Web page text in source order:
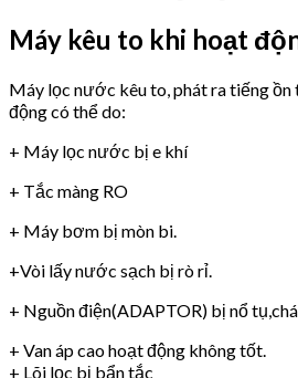
Máy kêu to khi hoạt
Máy lọc nước kêu to, phát ra tiếng
động có thể do:
+ Máy lọc nước bị e khí
+ Tắc màng RO
+ Máy bơm bị mòn bi.
+Vòi lấy nước sạch bị rò rỉ.
+ Nguồn điện(ADAPTOR) bị nổ
+ Van áp cao hoạt động không tốt.
+ Lõi lọc bị bẩn tắc